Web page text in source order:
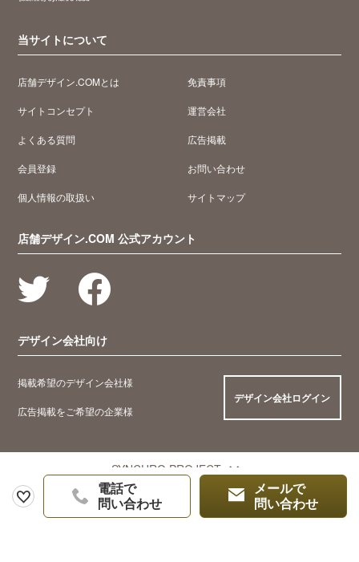
電話で
問い合わせ
メールで
問い合わせ
当サイトについて
店舗デザイン.COMとは
サイトコンセプト
よくある質問
会員登録
個人情報の取扱い
免責事項
運営会社
広告掲載
お問い合わせ
サイトマップ
店舗デザイン.COM 公式アカウント
デザイン会社向け
掲載希望のデザイン会社様
広告掲載をご希望の企業様
デザイン会社ログイン
SYNCHRO PROJECT
© 2005 Synchro Food Co., Ltd.